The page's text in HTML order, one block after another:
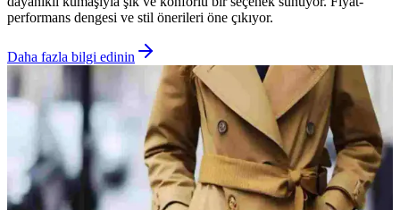
performans dengesi ve stil önerileri öne çıkıyor.
Daha fazla bilgi edinin